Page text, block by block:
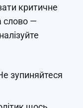
критичне
слово —
зупиняйтеся